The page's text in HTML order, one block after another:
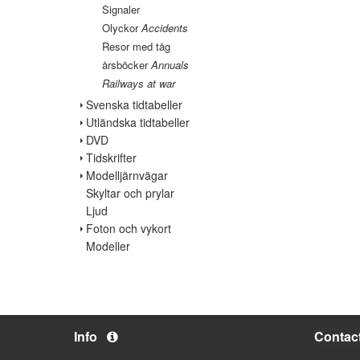
Signaler
OlyckorAccidents
Resor med tåg
årsböckerAnnuals
Railways at war
Svenska tidtabeller
Utländska tidtabeller
DVD
Tidskrifter
Modelljärnvägar
Skyltar och prylar
Ljud
Foton och vykort
Modeller
Info